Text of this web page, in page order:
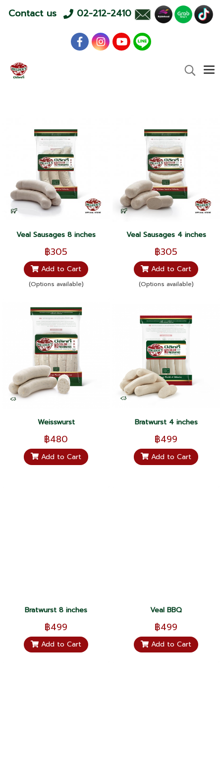
Contact us 02-212-2410
Veal Sausages 8 inches
฿305
Add to Cart
(Options available)
Veal Sausages 4 inches
฿305
Add to Cart
(Options available)
Weisswurst
฿480
Add to Cart
Bratwurst 4 inches
฿499
Add to Cart
Bratwurst 8 inches
฿499
Add to Cart
Veal BBQ
฿499
Add to Cart